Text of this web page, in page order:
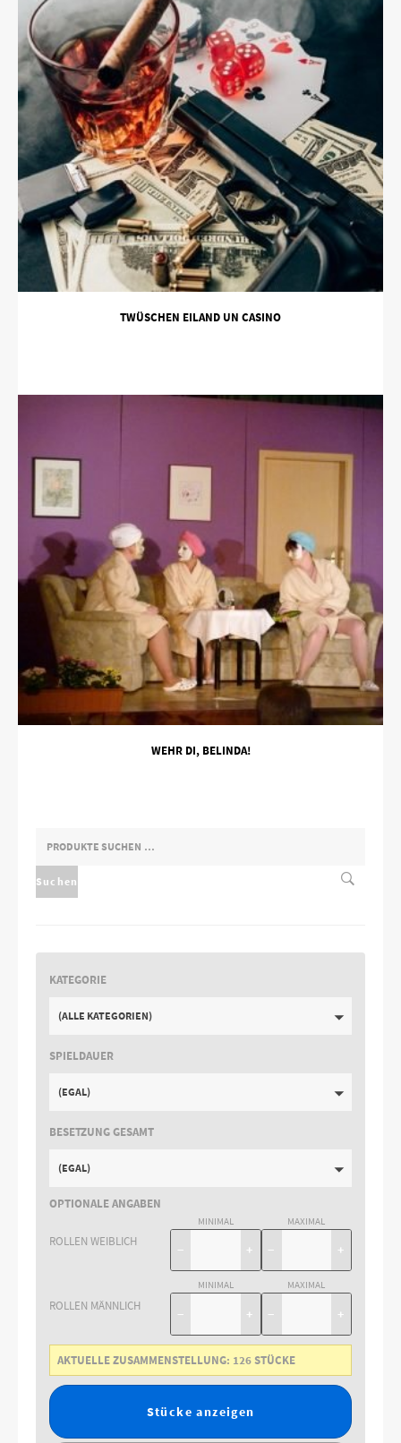
TWÜSCHEN EILAND UN CASINO
WEHR DI, BELINDA!
NACH:
Suchen
KATEGORIE
(ALLE KATEGORIEN)
SPIELDAUER
(EGAL)
BESETZUNG GESAMT
(EGAL)
OPTIONALE ANGABEN
ROLLEN WEIBLICH
MINIMAL
− +
MAXIMAL
− +
ROLLEN MÄNNLICH
MINIMAL
− +
MAXIMAL
− +
AKTUELLE ZUSAMMENSTELLUNG: 126STÜCKE
Stücke anzeigen